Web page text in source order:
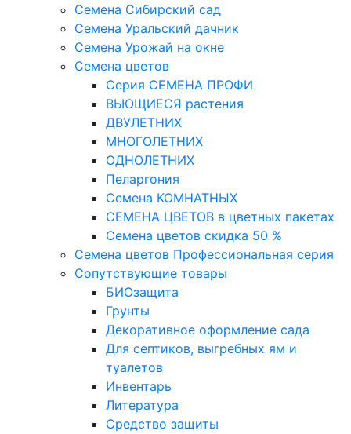
Семена Сибирский сад
Семена Уральский дачник
Семена Урожай на окне
Семена цветов
Cерия CЕМЕНА ПРОФИ
ВЬЮЩИЕСЯ растения
ДВУЛЕТНИХ
МНОГОЛЕТНИХ
ОДНОЛЕТНИХ
Пеларгония
Семена КОМНАТНЫХ
СЕМЕНА ЦВЕТОВ в цветных пакетах
Семена цветов скидка 50 %
Семена цветов Профессиональная серия
Сопутствующие товары
БИОзащита
Грунты
Декоративное оформление сада
Для септиков, выгребных ям и
туалетов
Инвентарь
Литература
Средство защиты